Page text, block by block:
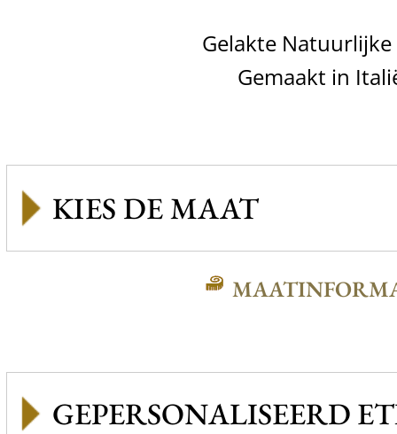
Gelakte Natuurlijke
Gemaakt in
GEPERSONALISEERD